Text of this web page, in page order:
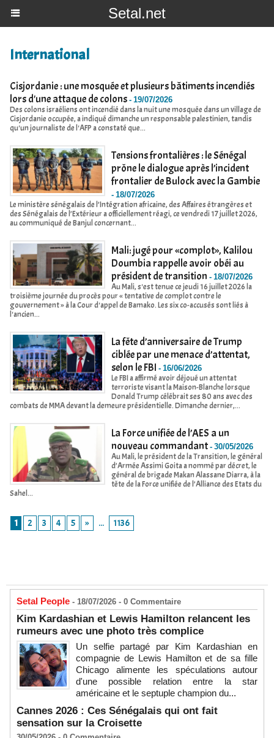
Setal.net
International
Cisjordanie : une mosquée et plusieurs bâtiments incendiés
lors d'une attaque de colons - 19/07/2026
Des colons israéliens ont incendié dans la nuit une mosquée dans un village de
Cisjordanie occupée, a indiqué dimanche un responsable palestinien, tandis
qu'un journaliste de l'AFP a constaté que...
Tensions frontalières : le Sénégal
prône le dialogue après l’incident
frontalier de Bulock avec la Gambie
- 18/07/2026
Le ministère sénégalais de l’Intégration africaine, des Affaires étrangères et
des Sénégalais de l’Extérieur a officiellement réagi, ce vendredi 17 juillet 2026,
au communiqué de Banjul concernant...
Mali: jugé pour «complot», Kalilou
Doumbia rappelle avoir obéi au
président de transition - 18/07/2026
Au Mali, s'est tenue ce jeudi 16 juillet 2026 la
troisième journée du procès pour « tentative de complot contre le
gouvernement » à la Cour d'appel de Bamako. Les six co-accusés sont liés à
l'ancien...
La fête d’anniversaire de Trump
ciblée par une menace d’attentat,
selon le FBI - 16/06/2026
Le FBI a affirmé avoir déjoué un attentat
terroriste visant la Maison-Blanche lorsque
Donald Trump célébrait ses 80 ans avec des
combats de MMA devant la demeure présidentielle. Dimanche dernier,...
La Force unifiée de l’AES a un
nouveau commandant - 30/05/2026
Au Mali, le président de la Transition, le général
d’Armée Assimi Goita a nommé par décret, le
général de brigade Makan Alassane Diarra, à la
tête de la Force unifiée de l’Alliance des Etats du
Sahel...
1 2 3 4 5 » ... 1136
Setal People - 18/07/2026 - 0 Commentaire
Kim Kardashian et Lewis Hamilton relancent les
rumeurs avec une photo très complice
Un selfie partagé par Kim Kardashian en
compagnie de Lewis Hamilton et de sa fille
Chicago alimente les spéculations autour
d'une possible relation entre la star
américaine et le septuple champion du...
Cannes 2026 : Ces Sénégalais qui ont fait
sensation sur la Croisette